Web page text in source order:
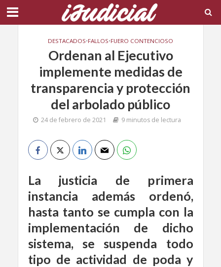
DESTACADOS•FALLOS•FUERO CONTENCIOSO
Ordenan al Ejecutivo
implemente medidas de
transparencia y protección
del arbolado público
24 de febrero de 2021 9 minutos de lectura
La justicia de primera
instancia además ordenó,
hasta tanto se cumpla con la
implementación de dicho
sistema, se suspenda todo
tipo de actividad de poda y